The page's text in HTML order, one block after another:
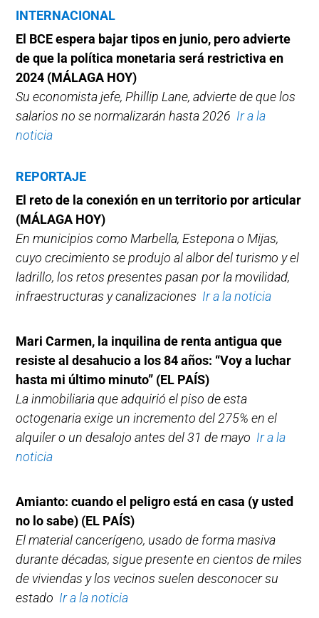
INTERNACIONAL
El BCE espera bajar tipos en junio, pero advierte
de que la política monetaria será restrictiva en
2024 (MÁLAGA HOY)
Su economista jefe, Phillip Lane, advierte de que los
salarios no se normalizarán hasta 2026 Ir a la
noticia
REPORTAJE
El reto de la conexión en un territorio por articular
(MÁLAGA HOY)
En municipios como Marbella, Estepona o Mijas,
cuyo crecimiento se produjo al albor del turismo y el
ladrillo, los retos presentes pasan por la movilidad,
infraestructuras y canalizaciones Ir a la noticia
Mari Carmen, la inquilina de renta antigua que
resiste al desahucio a los 84 años: “Voy a luchar
hasta mi último minuto” (EL PAÍS)
La inmobiliaria que adquirió el piso de esta
octogenaria exige un incremento del 275% en el
alquiler o un desalojo antes del 31 de mayo Ir a la
noticia
Amianto: cuando el peligro está en casa (y usted
no lo sabe) (EL PAÍS)
El material cancerígeno, usado de forma masiva
durante décadas, sigue presente en cientos de miles
de viviendas y los vecinos suelen desconocer su
estado Ir a la noticia